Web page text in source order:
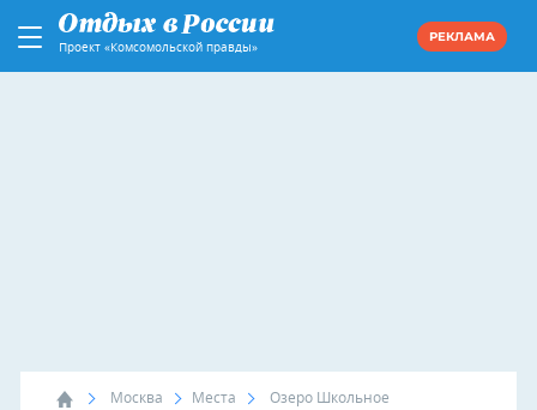
Проект «Комсомольской правды»
РЕКЛАМА
Москва Места Озеро Школьное